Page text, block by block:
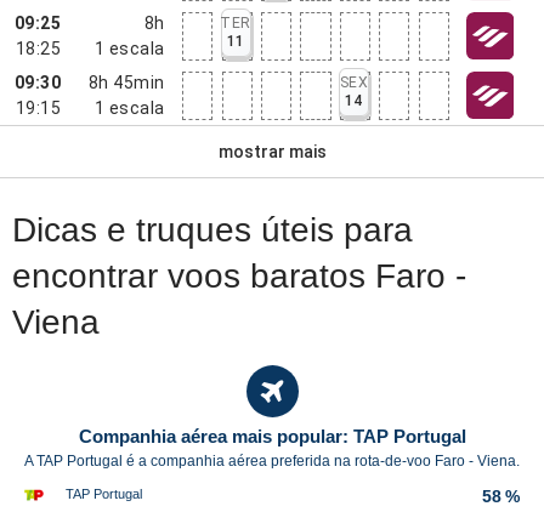
09:25
18:25
8h
1 escala
TER
11
09:30
19:15
8h 45min
1 escala
SEX
14
mostrar mais
Dicas e truques úteis para
encontrar voos baratos Faro -
Viena
Companhia aérea mais popular: TAP Portugal
A TAP Portugal é a companhia aérea preferida na rota-de-voo Faro - Viena.
TAP Portugal 58 %